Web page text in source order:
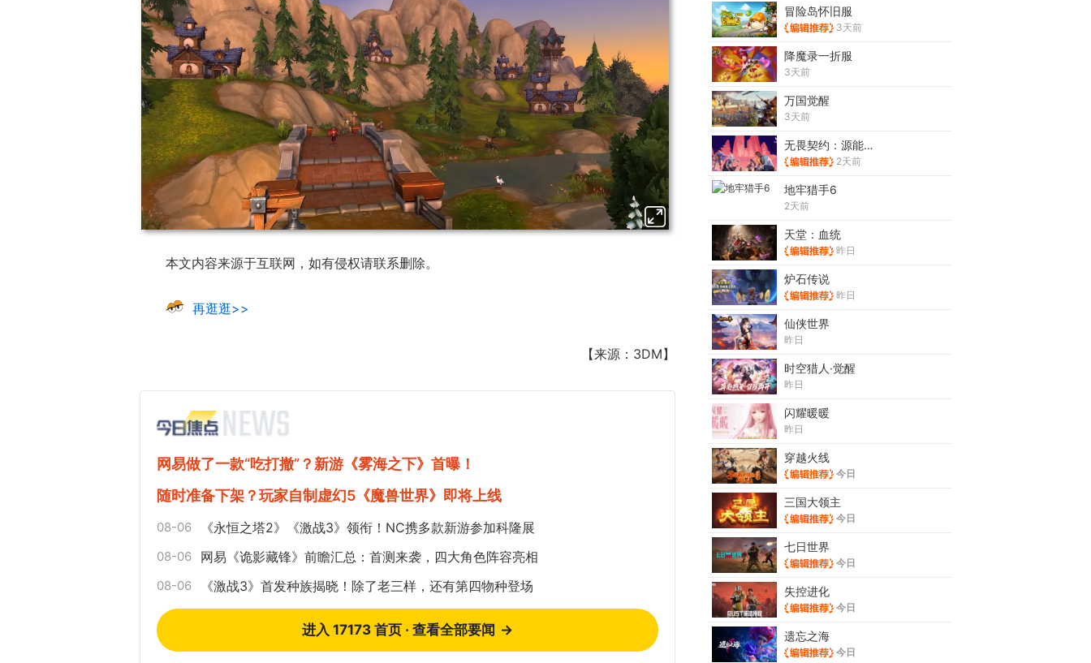
本文内容来源于互联网，如有侵权请联系删除。
再逛逛>>
【来源：3DM】
网易做了一款“吃打撤”？新游《雾海之下》首曝！
随时准备下架？玩家自制虚幻5《魔兽世界》即将上线
08-06 《永恒之塔2》《激战3》领衔！NC携多款新游参加科隆展
08-06 网易《诡影藏锋》前瞻汇总：首测来袭，四大角色阵容亮相
08-06 《激战3》首发种族揭晓！除了老三样，还有第四物种登场
进入 17173 首页 · 查看全部要闻 →
冒险岛怀旧服
3天前
降魔录一折服
3天前
万国觉醒
3天前
无畏契约：源能行动
2天前
地牢猎手6
2天前
天堂：血统
昨日
炉石传说
昨日
仙侠世界
昨日
时空猎人·觉醒
昨日
闪耀暖暖
昨日
穿越火线
今日
三国大领主
今日
七日世界
今日
失控进化
今日
遗忘之海
今日